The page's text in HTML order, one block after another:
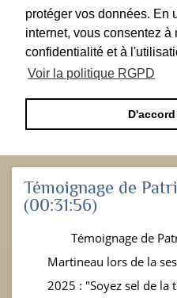
protéger vos données. En
internet, vous consentez à
confidentialité et à
Voir la politique RGPD
D'accord
Témoignage de
(00:31:56)
Témoignage de
Martineau lors de la
2025 : "Soyez sel de